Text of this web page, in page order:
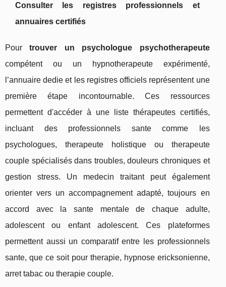
Consulter les registres professionnels et
annuaires certifiés
Pourtrouver un psychologue psychotherapeute
compétent ou un hypnotherapeute expérimenté,
l’annuaire dedie et les registres officiels représentent une
première étape incontournable. Ces ressources
permettent d'accéder à une liste thérapeutes certifiés,
incluant des professionnels sante comme les
psychologues, therapeute holistique ou therapeute
couple spécialisés dans troubles, douleurs chroniques et
gestion stress. Un medecin traitant peut également
orienter vers un accompagnement adapté, toujours en
accord avec la sante mentale de chaque adulte,
adolescent ou enfant adolescent. Ces plateformes
permettent aussi un comparatif entre les professionnels
sante, que ce soit pour therapie, hypnose ericksonienne,
arret tabac ou therapie couple.